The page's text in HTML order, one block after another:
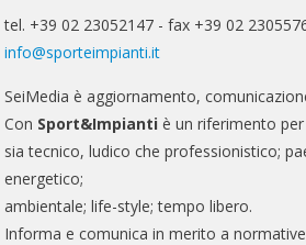
tel. +39 02 23052147 - fax +39 02
info@sporteimpianti.it
SeiMedia è aggiornamento,
Con Sport&Impianti è un riferimento
sia tecnico, ludico che professionistico;
energetico;
ambientale; life-style; tempo libero.
Informa e comunica in merito a